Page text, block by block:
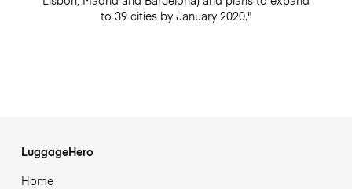
to 39 cities by January 2020."
LuggageHero
Home